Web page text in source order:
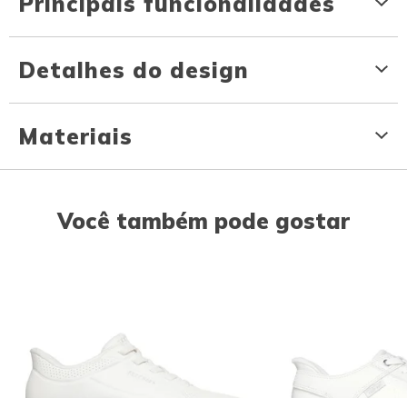
Detalhes do design
Materiais
Você também pode gostar